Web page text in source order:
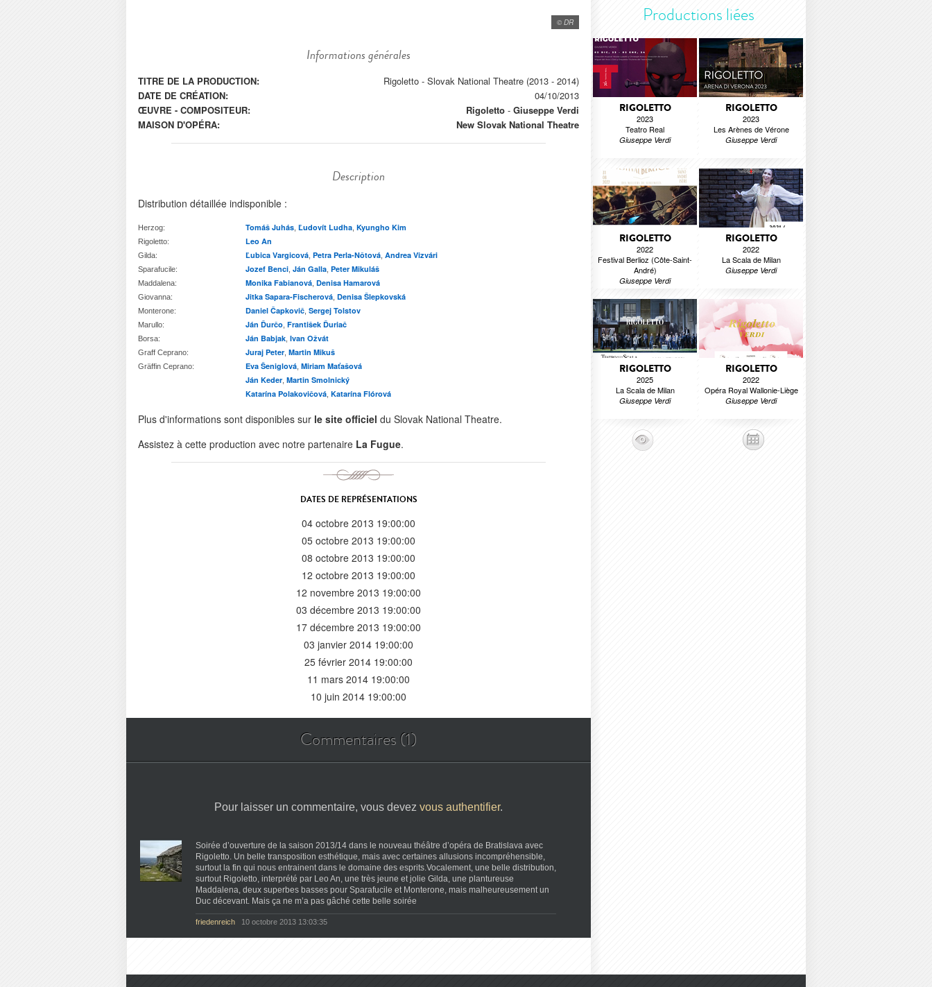
© DR
Informations générales
TITRE DE LA PRODUCTION:
Rigoletto - Slovak National Theatre (2013 - 2014)
DATE DE CRÉATION:
04/10/2013
ŒUVRE - COMPOSITEUR:
Rigoletto - Giuseppe Verdi
MAISON D'OPÉRA:
New Slovak National Theatre
Description
Distribution détaillée indisponible :
Herzog: Tomáš Juhás Ľudovít Ludha Kyungho Kim
Rigoletto: Leo An
Gilda: Ľubica Vargicová Petra Perla-Nôtová Andrea Vizvári
Sparafucile: Jozef Benci Ján Galla Peter Mikuláš
Maddalena: Monika Fabianová Denisa Hamarová
Giovanna: Jitka Sapara-Fischerová Denisa Šlepkovská
Monterone: Daniel Čapkovič Sergej Tolstov
Marullo: Ján Ďurčo František Ďuriač
Borsa: Ján Babjak Ivan Ožvát
Graff Ceprano: Juraj Peter Martin Mikuš
Gräffin Ceprano: Eva Šeniglová Miriam Maťašová
Ján Keder Martin Smolnický
Katarína Polakovičová Katarína Flórová
Plus d'informations sont disponibles sur le site officiel du Slovak National Theatre.
Assistez à cette production avec notre partenaire La Fugue.
DATES DE REPRÉSENTATIONS
04 octobre 2013 19:00:00
05 octobre 2013 19:00:00
08 octobre 2013 19:00:00
12 octobre 2013 19:00:00
12 novembre 2013 19:00:00
03 décembre 2013 19:00:00
17 décembre 2013 19:00:00
03 janvier 2014 19:00:00
25 février 2014 19:00:00
11 mars 2014 19:00:00
10 juin 2014 19:00:00
Commentaires (1)
Pour laisser un commentaire, vous devez vous authentifier.
Soirée d’ouverture de la saison 2013/14 dans le nouveau théâtre d’opéra de Bratislava avec
Rigoletto. Un belle transposition esthétique, mais avec certaines allusions incompréhensible,
surtout la fin qui nous entrainent dans le domaine des esprits.Vocalement, une belle distribution,
surtout Rigoletto, interprété par Leo An, une très jeune et jolie Gilda, une plantureuse
Maddalena, deux superbes basses pour Sparafucile et Monterone, mais malheureusement un
Duc décevant. Mais ça ne m’a pas gâché cette belle soirée
friedenreich 10 octobre 2013 13:03:35
Productions liées
RIGOLETTO
2023
Teatro Real
Giuseppe Verdi
RIGOLETTO
2023
Les Arènes de Vérone
Giuseppe Verdi
RIGOLETTO
2022
Festival Berlioz (Côte-Saint-
André)
Giuseppe Verdi
RIGOLETTO
2022
La Scala de Milan
Giuseppe Verdi
RIGOLETTO
2025
La Scala de Milan
Giuseppe Verdi
RIGOLETTO
2022
Opéra Royal Wallonie-Liège
Giuseppe Verdi